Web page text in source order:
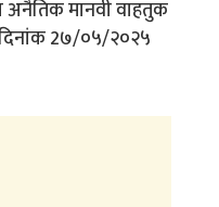
मानवी वाहतुक
2७/०५/२०२५